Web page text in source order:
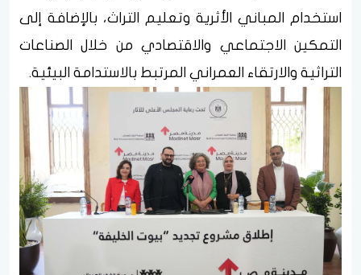
استخدام المباني الأثرية وتعليم التراث، بالإضافة إلى
التمكين الاجتماعي والاقتصادي من خلال الصناعات
التراثية والارتقاء العمراني المرتبط بالاستدامة البيئية.